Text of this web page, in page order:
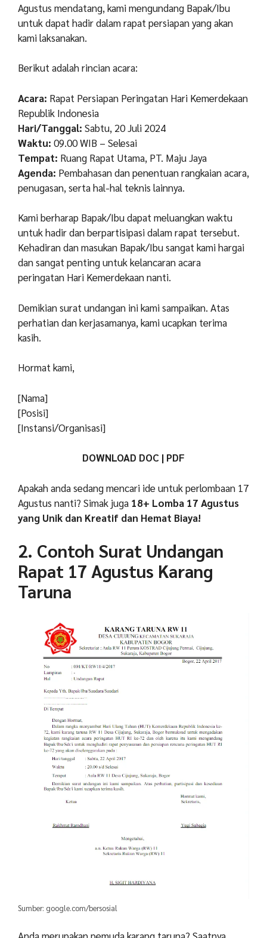
Agustus mendatang, kami mengundang Bapak/Ibu
untuk dapat hadir dalam rapat persiapan yang akan
kami laksanakan.
Berikut adalah rincian acara:
Acara: Rapat Persiapan Peringatan Hari Kemerdekaan
Republik Indonesia
Hari/Tanggal: Sabtu, 20 Juli 2024
Waktu: 09.00 WIB – Selesai
Tempat: Ruang Rapat Utama, PT. Maju Jaya
Agenda: Pembahasan dan penentuan rangkaian acara,
penugasan, serta hal-hal teknis lainnya.
Kami berharap Bapak/Ibu dapat meluangkan waktu
untuk hadir dan berpartisipasi dalam rapat tersebut.
Kehadiran dan masukan Bapak/Ibu sangat kami hargai
dan sangat penting untuk kelancaran acara
peringatan Hari Kemerdekaan nanti.
Demikian surat undangan ini kami sampaikan. Atas
perhatian dan kerjasamanya, kami ucapkan terima
kasih.
Hormat kami,
[Nama]
[Posisi]
[Instansi/Organisasi]
DOWNLOAD DOC | PDF
Apakah anda sedang mencari ide untuk perlombaan 17
Agustus nanti? Simak juga 18+ Lomba 17 Agustus
yang Unik dan Kreatif dan Hemat Biaya!
2. Contoh Surat Undangan
Rapat 17 Agustus Karang
Taruna
Sumber: google.com/bersosial